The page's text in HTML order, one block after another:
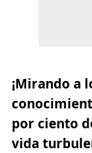
¡Mirando a
por ciento
vida